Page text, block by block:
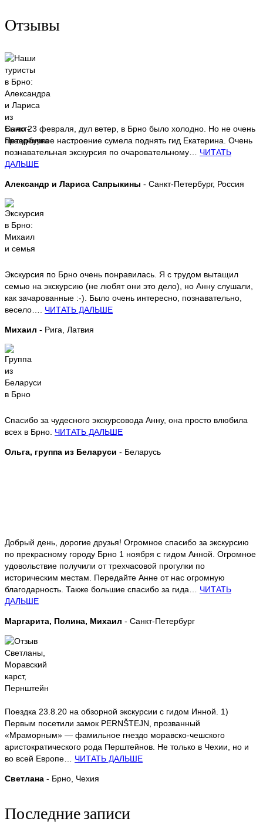
Отзывы
Было 23 февраля, дул ветер, в Брно было холодно. Но не очень
праздничное настроение сумела поднять гид Екатерина. Очень
познавательная экскурсия по очаровательному… ЧИТАТЬ
ДАЛЬШЕ
Александр и Лариса Сапрыкины - Санкт-Петербург, Россия
Экскурсия по Брно очень понравилась. Я с трудом вытащил
семью на экскурсию (не любят они это дело), но Анну слушали,
как зачарованные :-). Было очень интересно, познавательно,
весело…. ЧИТАТЬ ДАЛЬШЕ
Михаил - Рига, Латвия
Спасибо за чудесного экскурсовода Анну, она просто влюбила
всех в Брно. ЧИТАТЬ ДАЛЬШЕ
Ольга, группа из Беларуси - Беларусь
Добрый день, дорогие друзья! Огромное спасибо за экскурсию
по прекрасному городу Брно 1 ноября с гидом Анной. Огромное
удовольствие получили от трехчасовой прогулки по
историческим местам. Передайте Анне от нас огромную
благодарность. Также большие спасибо за гида… ЧИТАТЬ
ДАЛЬШЕ
Маргарита, Полина, Михаил - Санкт-Петербург
Поездка 23.8.20 на обзорной экскурсии с гидом Инной. 1)
Первым посетили замок РЕRNŠTEJN, прозванный
«Мраморным» — фамильное гнездо моравско-чешского
аристократического рода Перштейнов. Не только в Чехии, но и
во всей Европе… ЧИТАТЬ ДАЛЬШЕ
Светлана - Брно, Чехия
Последние записи